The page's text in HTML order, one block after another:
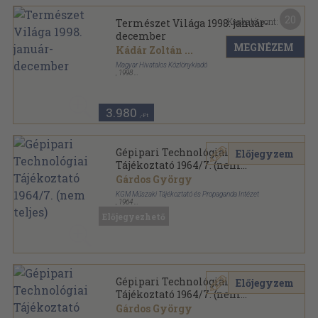
Természet Világa 1998. január-
december
Kádár Zoltán ...
Magyar Hivatalos Közlönykiadó
1998
3.980 ,-Ft
Kapható pont:
MEGNÉZEM
Gépipari Technológiai
Tájékoztató 1964/7. (nem
teljes)
Gárdos György
KGM Műszaki Tájékoztató és Propaganda Intézet
1964
Előjegyzem
Gépipari Technológiai
Tájékoztató 1964/7. (nem
teljes)
Gárdos György
Előjegyzem